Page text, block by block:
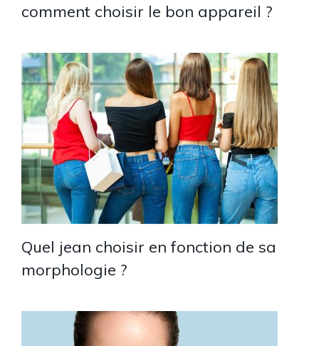
comment choisir le bon appareil ?
Quel jean choisir en fonction de sa
morphologie ?